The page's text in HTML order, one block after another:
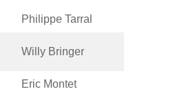
Philippe Tarral
Willy Bringer
Eric Montet